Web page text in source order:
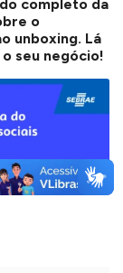
completo da
o
unboxing. Lá
seu negócio!